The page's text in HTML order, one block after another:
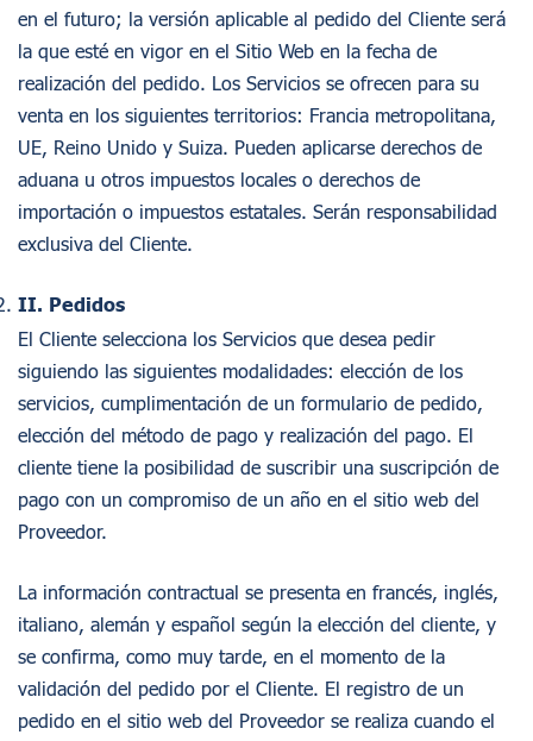
en el futuro; la versión aplicable al pedido del Cliente será
la que esté en vigor en el Sitio Web en la fecha de
realización del pedido. Los Servicios se ofrecen para su
venta en los siguientes territorios: Francia metropolitana,
UE, Reino Unido y Suiza. Pueden aplicarse derechos de
aduana u otros impuestos locales o derechos de
importación o impuestos estatales. Serán responsabilidad
exclusiva del Cliente.
II. Pedidos
El Cliente selecciona los Servicios que desea pedir
siguiendo las siguientes modalidades: elección de los
servicios, cumplimentación de un formulario de pedido,
elección del método de pago y realización del pago. El
cliente tiene la posibilidad de suscribir una suscripción de
pago con un compromiso de un año en el sitio web del
Proveedor.
La información contractual se presenta en francés, inglés,
italiano, alemán y español según la elección del cliente, y
se confirma, como muy tarde, en el momento de la
validación del pedido por el Cliente. El registro de un
pedido en el sitio web del Proveedor se realiza cuando el